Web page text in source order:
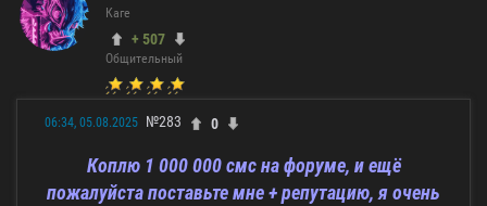
Каге
+ 507
Общительный
06:34, 05.08.2025 №283 0
Коплю 1 000 000 смс на форуме, и ещё
пожалуйста поставьте мне + репутацию, я очень